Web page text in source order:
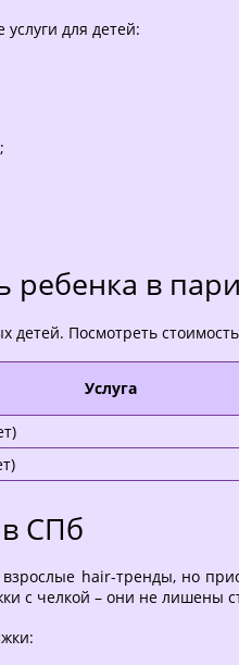
для детей:
ребенка в
Посмотреть
Услуга
СПб
hair-тренды, но
с челкой – они не лишены